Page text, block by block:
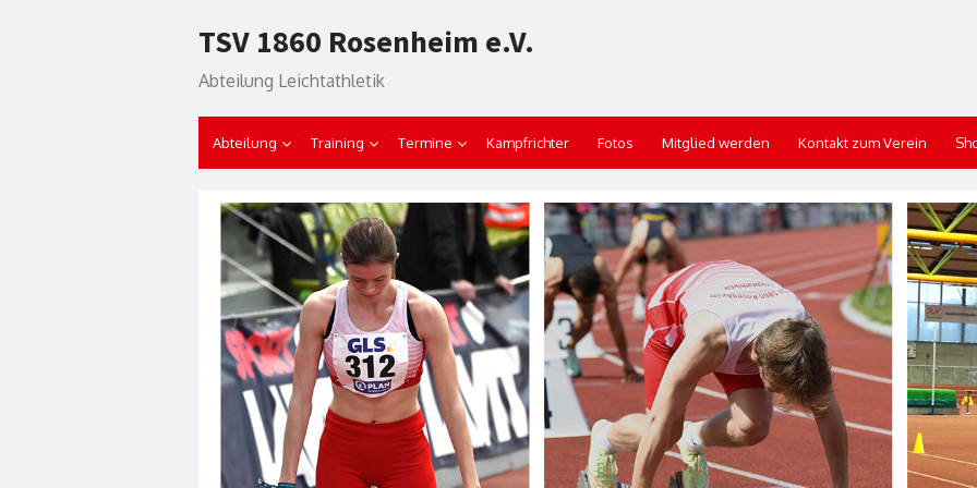
to
TSV 1860 Rosenheim e.V.
Abteilung Leichtathletik
Abteilung Training Termine Kampfrichter Fotos Mitglied werden Kontakt zum Verein